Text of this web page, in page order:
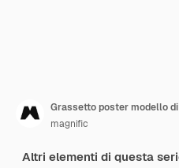
Grassetto poster modello
magnific
Altri elementi di questa